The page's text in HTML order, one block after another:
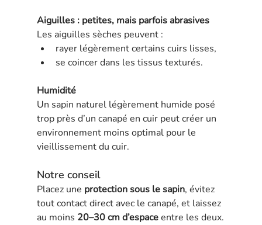
Aiguilles : petites, mais parfois abrasives
Les aiguilles sèches peuvent :
rayer légèrement certains cuirs lisses,
se coincer dans les tissus texturés.
Humidité
Un sapin naturel légèrement humide posé
trop près d’un canapé en cuir peut créer un
environnement moins optimal pour le
vieillissement du cuir.
Notre conseil
Placez une protection sous le sapin, évitez
tout contact direct avec le canapé, et laissez
au moins 20–30 cm d’espace entre les deux.